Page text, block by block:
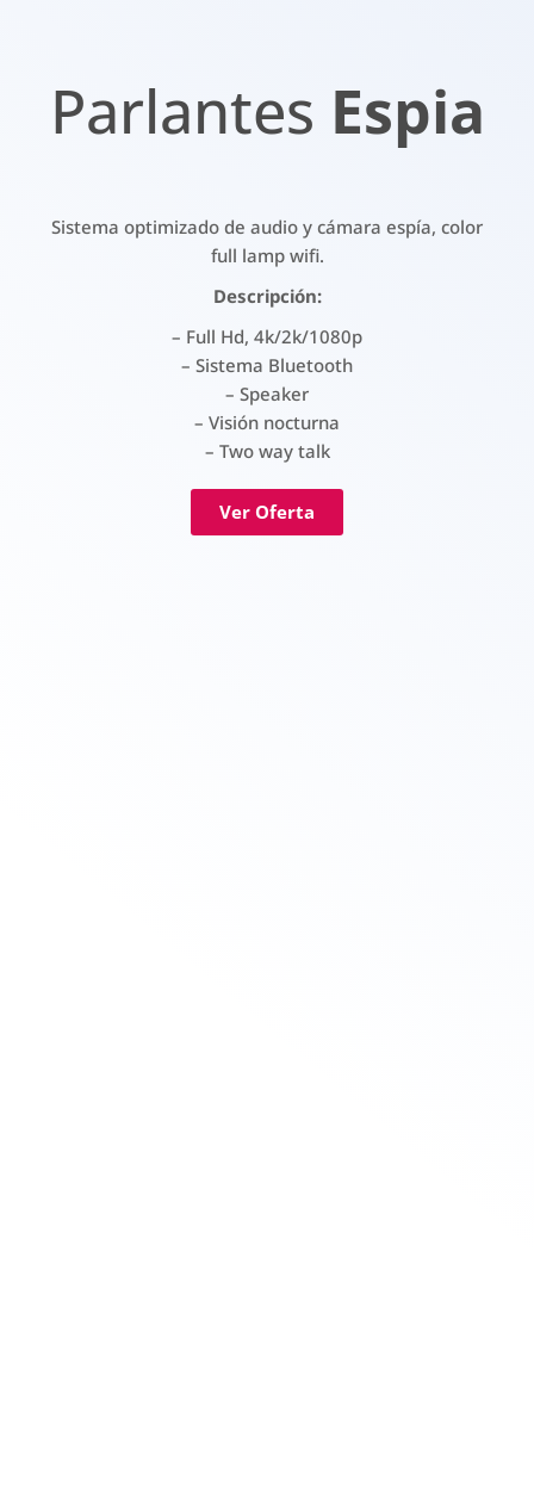
Parlantes Espia
Sistema optimizado de audio y cámara espía, color
full lamp wifi.
Descripción:
– Full Hd, 4k/2k/1080p
– Sistema Bluetooth
– Speaker
– Visión nocturna
– Two way talk
Ver Oferta